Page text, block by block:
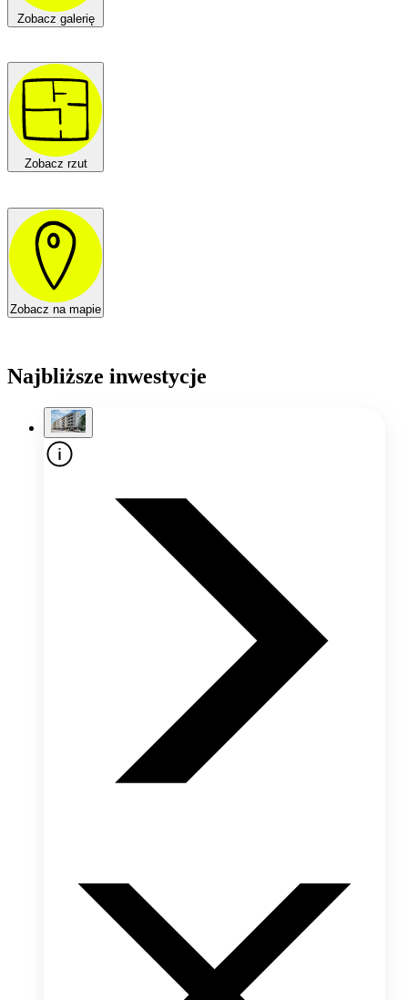
Zobacz galerię
Zobacz rzut
Zobacz na mapie
Najbliższe inwestycje